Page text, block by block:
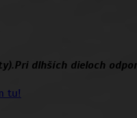
dlhších dieloch
tu!